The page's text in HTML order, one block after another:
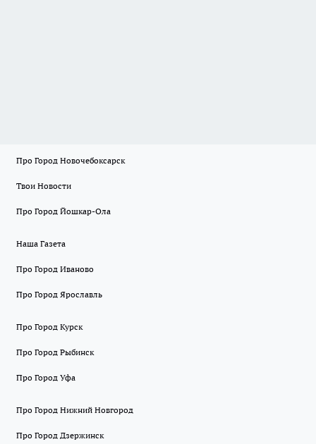
Про Город Новочебоксарск
Твои Новости
Про Город Йошкар-Ола
Наша Газета
Про Город Иваново
Про Город Ярославль
Про Город Курск
Про Город Рыбинск
Про Город Уфа
Про Город Нижний Новгород
Про Город Дзержинск